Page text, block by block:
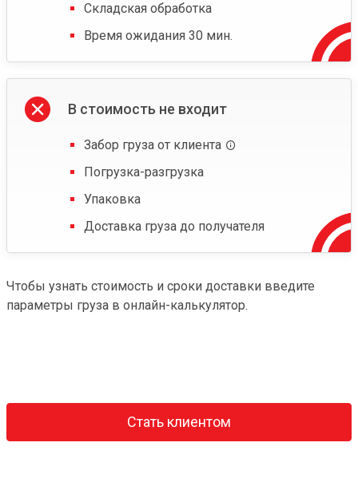
Складская обработка
Время ожидания 30 мин.
В стоимость не входит
Забор груза от клиента
Погрузка-разгрузка
Упаковка
Доставка груза до получателя
Чтобы узнать стоимость и сроки доставки введите
параметры груза в онлайн-калькулятор.
Стать клиентом